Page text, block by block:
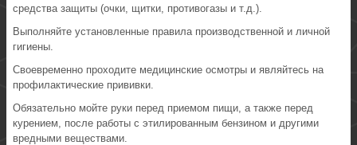
средства защиты (очки, щитки, противогазы и т.д.).
Выполняйте установленные правила производственной и личной
гигиены.
Своевременно проходите медицинские осмотры и являйтесь на
профилактические прививки.
Обязательно мойте руки перед приемом пищи, а также перед
курением, после работы с этилированным бензином и другими
вредными веществами.